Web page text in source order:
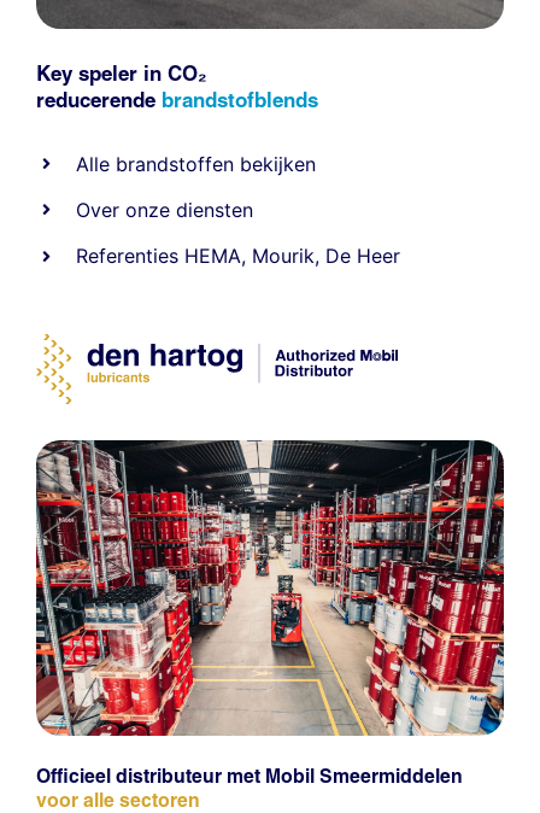
Key speler in CO₂
reducerende brandstofblends
Alle brandstoffen bekijken
Over onze diensten
Referenties HEMA, Mourik, De Heer
Officieel distributeur met Mobil Smeermiddelen
voor alle sectoren